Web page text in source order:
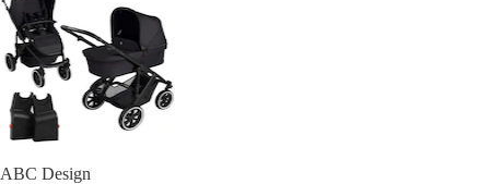
ABC Design